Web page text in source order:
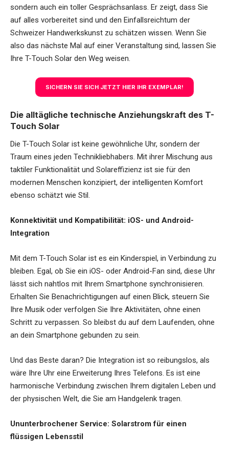
sondern auch ein toller Gesprächsanlass. Er zeigt, dass Sie
auf alles vorbereitet sind und den Einfallsreichtum der
Schweizer Handwerkskunst zu schätzen wissen. Wenn Sie
also das nächste Mal auf einer Veranstaltung sind, lassen Sie
Ihre T-Touch Solar den Weg weisen.
SICHERN SIE SICH JETZT HIER IHR EXEMPLAR!
Die alltägliche technische Anziehungskraft des T-
Touch Solar
Die T-Touch Solar ist keine gewöhnliche Uhr, sondern der
Traum eines jeden Technikliebhabers. Mit ihrer Mischung aus
taktiler Funktionalität und Solareffizienz ist sie für den
modernen Menschen konzipiert, der intelligenten Komfort
ebenso schätzt wie Stil.
Konnektivität und Kompatibilität: iOS- und Android-
Integration
Mit dem T-Touch Solar ist es ein Kinderspiel, in Verbindung zu
bleiben. Egal, ob Sie ein iOS- oder Android-Fan sind, diese Uhr
lässt sich nahtlos mit Ihrem Smartphone synchronisieren.
Erhalten Sie Benachrichtigungen auf einen Blick, steuern Sie
Ihre Musik oder verfolgen Sie Ihre Aktivitäten, ohne einen
Schritt zu verpassen. So bleibst du auf dem Laufenden, ohne
an dein Smartphone gebunden zu sein.
Und das Beste daran? Die Integration ist so reibungslos, als
wäre Ihre Uhr eine Erweiterung Ihres Telefons. Es ist eine
harmonische Verbindung zwischen Ihrem digitalen Leben und
der physischen Welt, die Sie am Handgelenk tragen.
Ununterbrochener Service: Solarstrom für einen
flüssigen Lebensstil